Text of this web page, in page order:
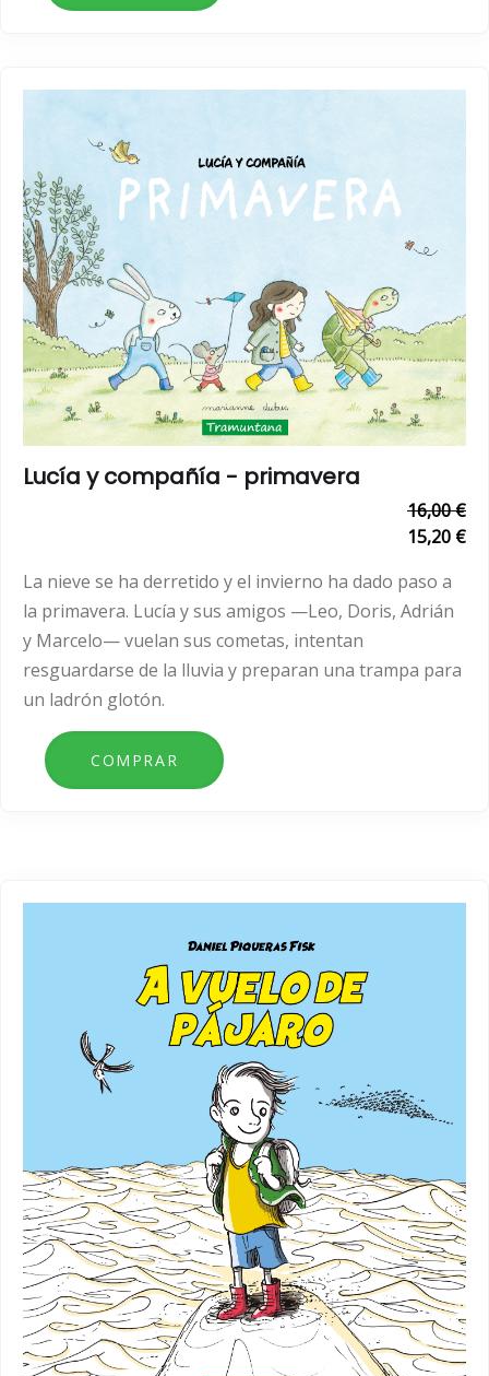
Lucía y compañía - primavera
16,00 €
15,20 €
La nieve se ha derretido y el invierno ha dado paso a
la primavera. Lucía y sus amigos —Leo, Doris, Adrián
y Marcelo— vuelan sus cometas, intentan
resguardarse de la lluvia y preparan una trampa para
un ladrón glotón.